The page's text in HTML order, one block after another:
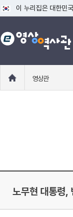
이 누리집은 대한민
공식 누리집 주소 확
go.kr 주소를 사용
로
영상관
노무현 대통령,